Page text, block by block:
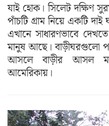
যাই হোক। সিলেট দক্ষিণ
পাঁচটি গ্রাম নিয়ে একটি দাই
এখানে সাধারণভাবে
মানুষ আছে। বাড়ীঘরগুলো
আসলে বাড়ীর আসল
আমেরিকায়।